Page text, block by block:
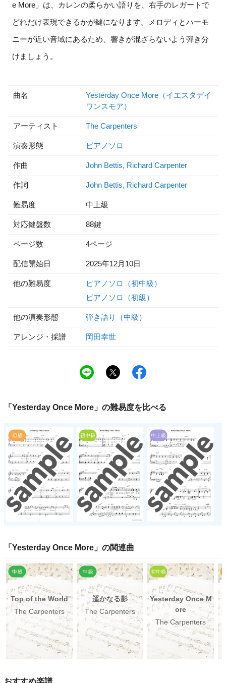
e More」は、カレンの柔らかい語りを、右手のレガートで
どれだけ表現できるかが鍵になります。メロディとハーモ
ニーが近い音域にあるため、響きが混ざらないよう弾き分
けましょう。
曲名
Yesterday Once More（イエスタデイ
ワンスモア）
アーティスト The Carpenters
演奏形態 ピアノソロ
作曲 John Bettis, Richard Carpenter
作詞 John Bettis, Richard Carpenter
難易度 中上級
対応鍵盤数 88鍵
ページ数 4ページ
配信開始日 2025年12月10日
他の難易度
ピアノソロ（初中級）
ピアノソロ（初級）
他の演奏形態 弾き語り（中級）
アレンジ・採譜 岡田幸世
「 Yesterday Once More 」の難易度を比べる
「 Yesterday Once More 」の関連曲
Top of the World
The Carpenters
遥かなる影
The Carpenters
Yesterday Once M
ore
The Carpenters
おすすめ楽譜